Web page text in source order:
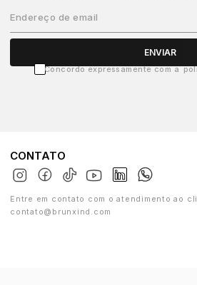
Endereço de email
ENVIAR
Concordo expressamente com a
CONTATO
Entre em contato com o atendimento ao
contato@brunxind.com